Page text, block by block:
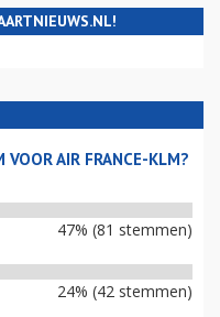
VOOR AIR FRANCE-KLM?
47% (81 stemmen)
24% (42 stemmen)